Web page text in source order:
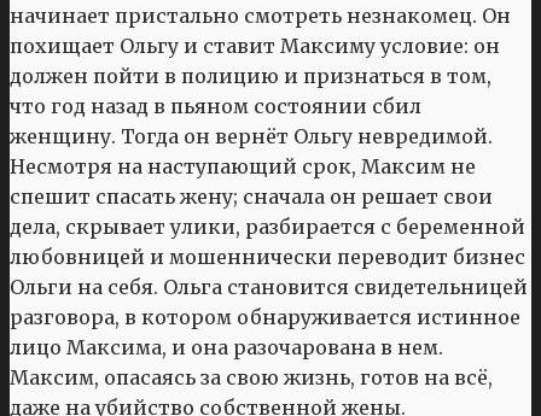
начинает пристально смотреть незнакомец. Он
похищает Ольгу и ставит Максиму условие: он
должен пойти в полицию и признаться в том,
что год назад в пьяном состоянии сбил
женщину. Тогда он вернёт Ольгу невредимой.
Несмотря на наступающий срок, Максим не
спешит спасать жену; сначала он решает свои
дела, скрывает улики, разбирается с беременной
любовницей и мошеннически переводит бизнес
Ольги на себя. Ольга становится свидетельницей
разговора, в котором обнаруживается истинное
лицо Максима, и она разочарована в нем.
Максим, опасаясь за свою жизнь, готов на всё,
даже на убийство собственной жены.